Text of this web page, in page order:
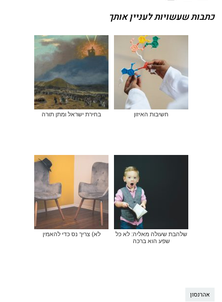
כתבות שעשויות לעניין אותך
חשיבות האיזון בחירת ישראל ומתן תורה
שלהבת שעולה מאליה: לא כל
שפע הוא ברכה
לא) צריך נס כדי להאמין
אהרנסון